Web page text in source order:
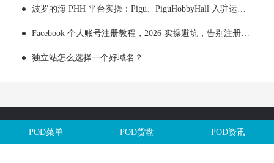
波罗的海 PHH 平台实操：Pigu、PiguHobbyHall 入驻运营全解析
Facebook 个人账号注册教程，2026 实操避坑，告别注册即封号
独立站怎么选择一个好域名？
Copyright @全球定制网All Rights Reserved. 闽ICP备2025106563号
POD菜单 POD货盘 POD资讯